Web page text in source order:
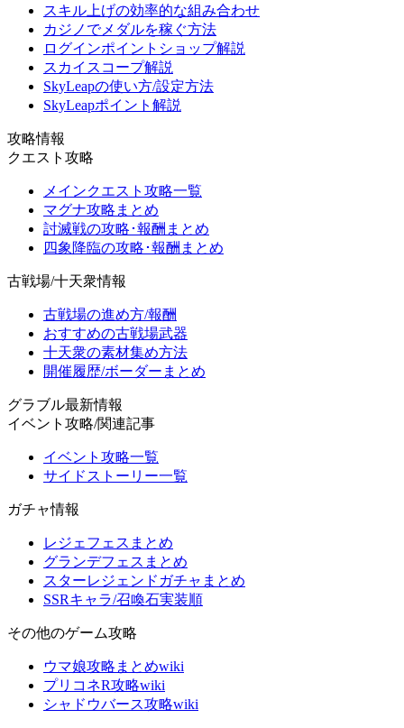
スキル上げの効率的な組み合わせ
カジノでメダルを稼ぐ方法
ログインポイントショップ解説
スカイスコープ解説
SkyLeapの使い方/設定方法
SkyLeapポイント解説
攻略情報
クエスト攻略
メインクエスト攻略一覧
マグナ攻略まとめ
討滅戦の攻略･報酬まとめ
四象降臨の攻略･報酬まとめ
古戦場/十天衆情報
古戦場の進め方/報酬
おすすめの古戦場武器
十天衆の素材集め方法
開催履歴/ボーダーまとめ
グラブル最新情報
イベント攻略/関連記事
イベント攻略一覧
サイドストーリー一覧
ガチャ情報
レジェフェスまとめ
グランデフェスまとめ
スターレジェンドガチャまとめ
SSRキャラ/召喚石実装順
その他のゲーム攻略
ウマ娘攻略まとめwiki
プリコネR攻略wiki
シャドウバース攻略wiki